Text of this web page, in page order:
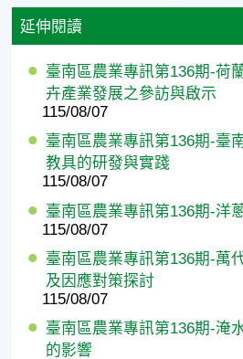
延伸閱讀
臺南區農業專訊第136期-荷
卉產業發展之參訪與啟示
115/08/07
臺南區農業專訊第136期-臺
教具的研發與實踐
115/08/07
臺南區農業專訊第136期-洋
115/08/07
臺南區農業專訊第136期-萬
及因應對策探討
115/08/07
臺南區農業專訊第136期-淹
的影響